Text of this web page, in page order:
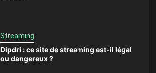
Streaming
Dipdri : ce site de streaming est-il légal
ou dangereux ?